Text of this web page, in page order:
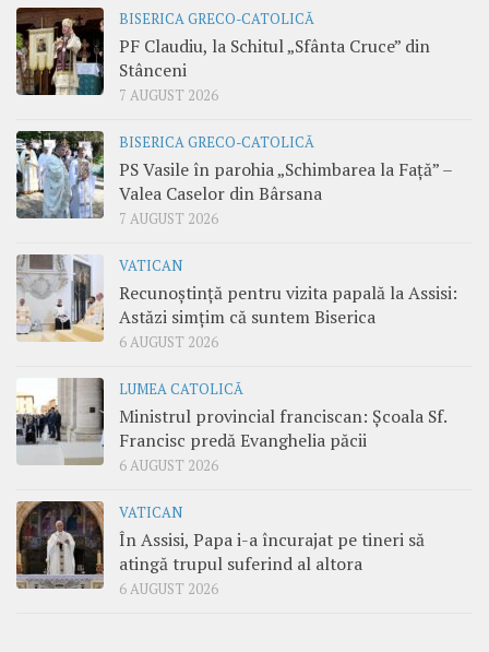
BISERICA GRECO-CATOLICĂ
PF Claudiu, la Schitul „Sfânta Cruce” din
Stânceni
7 AUGUST 2026
BISERICA GRECO-CATOLICĂ
PS Vasile în parohia „Schimbarea la Față” –
Valea Caselor din Bârsana
7 AUGUST 2026
VATICAN
Recunoștință pentru vizita papală la Assisi:
Astăzi simțim că suntem Biserica
6 AUGUST 2026
LUMEA CATOLICĂ
Ministrul provincial franciscan: Școala Sf.
Francisc predă Evanghelia păcii
6 AUGUST 2026
VATICAN
În Assisi, Papa i-a încurajat pe tineri să
atingă trupul suferind al altora
6 AUGUST 2026